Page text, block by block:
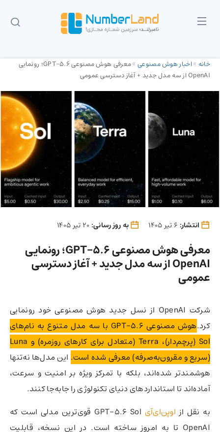
خانه »اخبار هوش مصنوعی»
معرفی هوش مصنوعی GPT-5.6؛ رونمایی
OpenAI از سه مدل جدید + آغاز دسترسی عمومی
انتشار: به روز رسانی:
معرفی هوش مصنوعی GPT-5.6؛ رونمایی
OpenAI از سه مدل جدید + آغاز دسترسی
عمومی
شرکت OpenAI از نسل جدید هوش مصنوعی خود رونمایی
کرد.
هوش مصنوعی GPT-5.6 با سه مدل متنوع به نام‌های
Sol (پرچم‌دار)، Terra (متعادل برای کارهای روزمره) و Luna
(سریع و مقرون‌به‌صرفه) معرفی شده است. این مدل‌ها نه‌تنها
هوشمندتر شده‌اند، بلکه با تمرکز ویژه بر امنیت و سرعت،
آماده‌اند تا استانداردهای دنیای تکنولوژی را جابه‌جا کنند.
به نقل از اوپن‌ای‌آی
GPT-5.6 Sol قوی‌ترین مدلی است که
OpenAI تا به امروز ساخته است. در این نسخه، قابلیت